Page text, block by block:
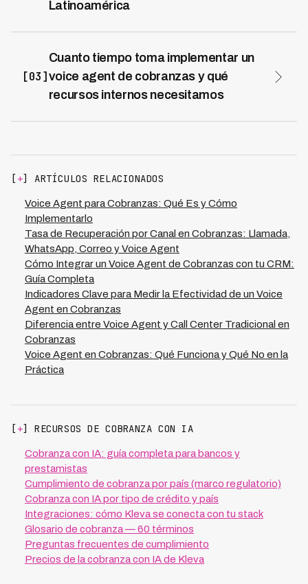
Latinoamérica
operar legalmente en Latinoamérica. Kleva, por
certificaciones de privacidad de datos y cumplimiento
regulatorio local. Los voice agents no reemplazan
los casos complejos para supervisión humana. Es
fundamental elegir una plataforma que documente su
[03]
Cuanto tiempo toma implementar un
voice agent de cobranzas y qué
recursos internos necesitamos
recursos técnicos masivos de tu equipo interno:
básicamente necesitas designar un responsable de
deudores, y coordinación con cumplimiento legal.
Plataformas como Kleva manejan toda la
infraestructura de IA y pueden entrenarse con tus
propios datos y políticas de cobranza. El equipo de
cobranzas existente se reasigna a supervisión,
negociaciones complejas y estrategia, manteniendo
relevancia y aumentando su productividad al 70%
gracias a menores costos operativos.
[ +] ARTÍCULOS RELACIONADOS
Voice Agent para Cobranzas: Qué Es y Cómo
Implementarlo
Tasa de Recuperación por Canal en Cobranzas: Llamada,
WhatsApp, Correo y Voice Agent
Cómo Integrar un Voice Agent de Cobranzas con tu CRM:
Guía Completa
Indicadores Clave para Medir la Efectividad de un Voice
Agent en Cobranzas
Diferencia entre Voice Agent y Call Center Tradicional en
Cobranzas
Voice Agent en Cobranzas: Qué Funciona y Qué No en la
Práctica
[ +] RECURSOS DE COBRANZA CON IA
Cobranza con IA: guía completa para bancos y
prestamistas
Cumplimiento de cobranza por país (marco regulatorio)
Cobranza con IA por tipo de crédito y país
Integraciones: cómo Kleva se conecta con tu stack
Glosario de cobranza — 60 términos
Preguntas frecuentes de cumplimiento
Precios de la cobranza con IA de Kleva